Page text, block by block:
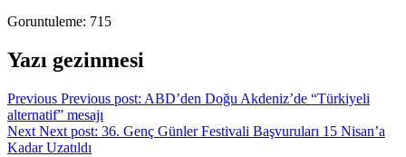
Goruntuleme: 715
Yazı gezinmesi
Previous Previous post: ABD’den Doğu Akdeniz’de “Türkiyeli
alternatif” mesajı
Next Next post: 36. Genç Günler Festivali Başvuruları 15 Nisan’a
Kadar Uzatıldı